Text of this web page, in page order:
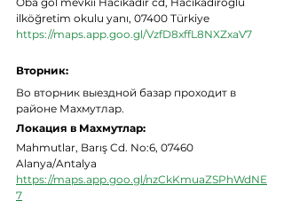
ilköğretim okulu yanı, 07400 Türkiye
https://maps.app.goo.gl/VzfD8xffL8NXZxaV7
Вторник:
Во вторник выездной базар проходит в
районе Махмутлар.
Локация в Махмутлар:
Mahmutlar, Barış Cd. No:6, 07460
Alanya/Antalya
https://maps.app.goo.gl/nzCkKmuaZSPhWdNE
7